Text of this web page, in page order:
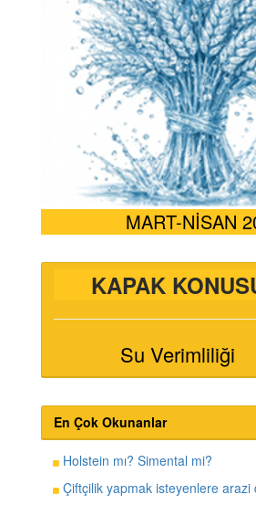
MART-NİSAN
KAPAK
Su Verimliliği
En Çok Okunanlar
Holstein mı? Simental mi?
Çiftçilik yapmak isteyenlere arazi